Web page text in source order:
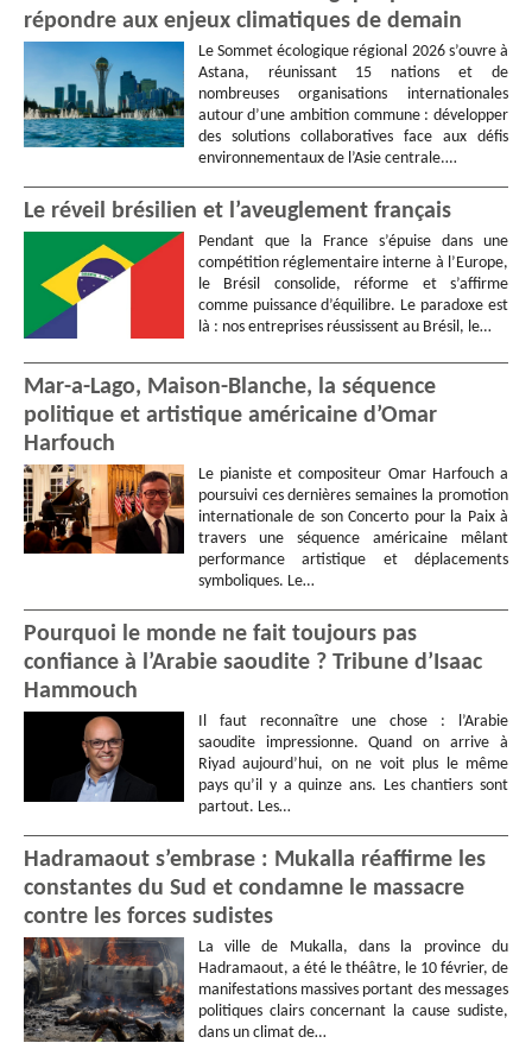
répondre aux enjeux climatiques de demain
Le Sommet écologique régional 2026 s’ouvre à
Astana, réunissant 15 nations et de
nombreuses organisations internationales
autour d’une ambition commune : développer
des solutions collaboratives face aux défis
environnementaux de l’Asie centrale.…
Le réveil brésilien et l’aveuglement français
Pendant que la France s’épuise dans une
compétition réglementaire interne à l’Europe,
le Brésil consolide, réforme et s’affirme
comme puissance d’équilibre. Le paradoxe est
là : nos entreprises réussissent au Brésil, le…
Mar-a-Lago, Maison-Blanche, la séquence
politique et artistique américaine d’Omar
Harfouch
Le pianiste et compositeur Omar Harfouch a
poursuivi ces dernières semaines la promotion
internationale de son Concerto pour la Paix à
travers une séquence américaine mêlant
performance artistique et déplacements
symboliques. Le…
Pourquoi le monde ne fait toujours pas
confiance à l’Arabie saoudite ? Tribune d’Isaac
Hammouch
Il faut reconnaître une chose : l’Arabie
saoudite impressionne. Quand on arrive à
Riyad aujourd’hui, on ne voit plus le même
pays qu’il y a quinze ans. Les chantiers sont
partout. Les…
Hadramaout s’embrase : Mukalla réaffirme les
constantes du Sud et condamne le massacre
contre les forces sudistes
La ville de Mukalla, dans la province du
Hadramaout, a été le théâtre, le 10 février, de
manifestations massives portant des messages
politiques clairs concernant la cause sudiste,
dans un climat de…